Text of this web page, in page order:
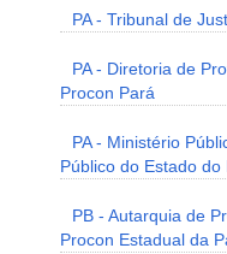
PA - Tribunal de
PA - Diretoria de
Procon Pará
PA - Ministério
Público do Estado do
PB - Autarquia de
Procon Estadual da